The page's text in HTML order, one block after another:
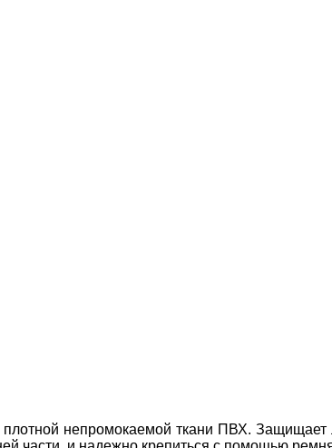
плотной непромокаемой ткани ПВХ. Защищает